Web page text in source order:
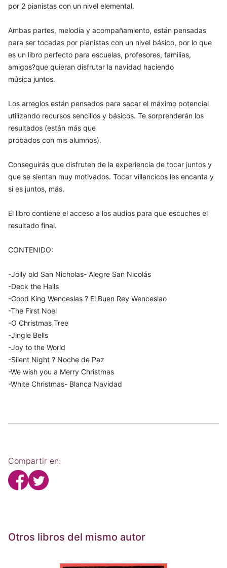
por 2 pianistas con un nivel elemental.
Ambas partes, melodía y acompañamiento, están pensadas
para ser tocadas por pianistas con un nivel básico, por lo que
es un libro perfecto para escuelas, profesores, familias,
amigos?que quieran disfrutar la navidad haciendo
música juntos.
Los arreglos están pensados para sacar el máximo potencial
utilizando recursos sencillos y básicos. Te sorprenderán los
resultados (están más que
probados con mis alumnos).
Conseguirás que disfruten de la experiencia de tocar juntos y
que se sientan muy motivados. Tocar villancicos les encanta y
si es juntos, más.
El libro contiene el acceso a los audios para que escuches el
resultado final.
CONTENIDO:
-Jolly old San Nicholas- Alegre San Nicolás
-Deck the Halls
-Good King Wenceslas ? El Buen Rey Wenceslao
-The First Noel
-O Christmas Tree
-Jingle Bells
-Joy to the World
-Silent Night ? Noche de Paz
-We wish you a Merry Christmas
-White Christmas- Blanca Navidad
Compartir en:
Otros libros del mismo autor